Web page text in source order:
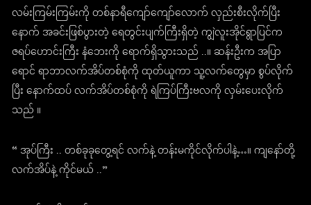
လမ်းကြမ်းကြမ်းကို တစ်နာရီကျော်ကျော်လောက် လှည်းစီးလိုက်ပြီး
နောက် အခင်းဖြစ်ပွားတဲ့ ရေတွင်းပျက်ကြီးရှိတဲ့ ကျွဲလူးအိုင်ရွာပြင်က
ဇရပ်ဟောင်းကြီး နံဘေးကို ရောက်ရှိသွားသည် ..။ ဆန်းဦးက အပြာ
ရောင် ရာဘာလက်အိပ်တစ်စုံကို ထုတ်ယူကာ သူ့လက်တွေမှာ စွပ်လိုက်
ပြီး နောက်ထပ် လက်အိပ်တစ်စုံကို ရဲကြပ်ကြီးဗလကို လှမ်းပေးလိုက်
သည် ။
“ အုပ်ကြီး .. တစ်ခုခုတွေ့ရင် လက်နဲ့ တန်းမကိုင်လိုက်ပါနဲ့…။ ကျနော်တို့
လက်အိပ်နဲ့ ကိုင်မယ် ..”